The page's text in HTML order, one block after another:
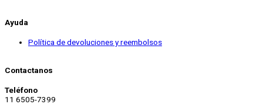
Ayuda
Política de devoluciones y reembolsos
Contactanos
Teléfono
11 6505-7399